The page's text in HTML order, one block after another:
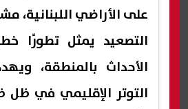
على الأراضي اللبنانية،
التصعيد يمثل تطورًا
الأحداث بالمنطقة،
التوتر الإقليمي في